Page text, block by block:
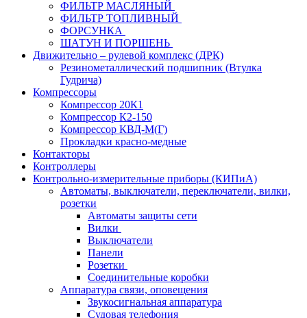
ФИЛЬТР МАСЛЯНЫЙ
ФИЛЬТР ТОПЛИВНЫЙ
ФОРСУНКА
ШАТУН И ПОРШЕНЬ
Движительно – рулевой комплекс (ДРК)
Резинометаллический подшипник (Втулка
Гудрича)
Компрессоры
Компрессор 20К1
Компрессор К2-150
Компрессор КВД-М(Г)
Прокладки красно-медные
Контакторы
Контроллеры
Контрольно-измерительные приборы (КИПиА)
Автоматы, выключатели, переключатели, вилки,
розетки
Автоматы защиты сети
Вилки
Выключатели
Панели
Розетки
Соединительные коробки
Аппаратура связи, оповещения
Звукосигнальная аппаратура
Судовая телефония